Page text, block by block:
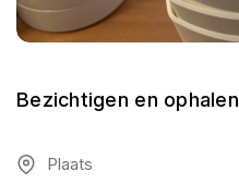
Bezichtigen en ophalen
Plaats